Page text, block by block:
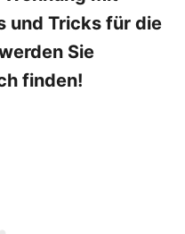
und Tricks für die
Sie
finden!